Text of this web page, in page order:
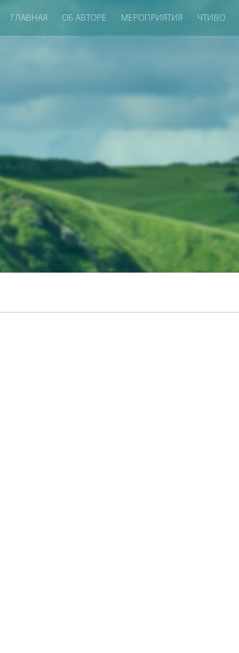
ГЛАВНАЯ ОБ АВТОРЕ МЕРОПРИЯТИЯ ЧТИВО